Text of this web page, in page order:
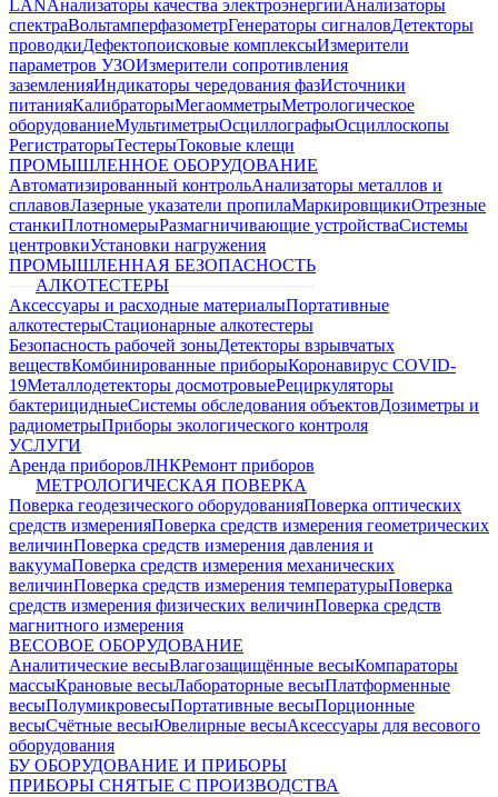
LANАнализаторы качества электроэнергииАнализаторы
спектраВольтамперфазометрГенераторы сигналовДетекторы
проводкиДефектопоисковые комплексыИзмерители
параметров УЗОИзмерители сопротивления
заземленияИндикаторы чередования фазИсточники
питанияКалибраторыМегаомметрыМетрологическое
оборудованиеМультиметрыОсциллографыОсциллоскопы
РегистраторыТестерыТоковые клещи
ПРОМЫШЛЕННОЕ ОБОРУДОВАНИЕ
Автоматизированный контрольАнализаторы металлов и
сплавовЛазерные указатели пропилаМаркировщикиОтрезные
станкиПлотномерыРазмагничивающие устройстваСистемы
центровкиУстановки нагружения
ПРОМЫШЛЕННАЯ БЕЗОПАСНОСТЬ
АЛКОТЕСТЕРЫ
Аксессуары и расходные материалыПортативные
алкотестерыСтационарные алкотестеры
Безопасность рабочей зоныДетекторы взрывчатых
веществКомбинированные приборыКоронавирус COVID-
19Металлодетекторы досмотровыеРециркуляторы
бактерицидныеСистемы обследования объектовДозиметры и
радиометрыПриборы экологического контроля
УСЛУГИ
Аренда приборовЛНКРемонт приборов
МЕТРОЛОГИЧЕСКАЯ ПОВЕРКА
Поверка геодезического оборудованияПоверка оптических
средств измеренияПоверка средств измерения геометрических
величинПоверка средств измерения давления и
вакуумаПоверка средств измерения механических
величинПоверка средств измерения температурыПоверка
средств измерения физических величинПоверка средств
магнитного измерения
ВЕСОВОЕ ОБОРУДОВАНИЕ
Аналитические весыВлагозащищённые весыКомпараторы
массыКрановые весыЛабораторные весыПлатформенные
весыПолумикровесыПортативные весыПорционные
весыСчётные весыЮвелирные весыАксессуары для весового
оборудования
БУ ОБОРУДОВАНИЕ И ПРИБОРЫ
ПРИБОРЫ СНЯТЫЕ С ПРОИЗВОДСТВА